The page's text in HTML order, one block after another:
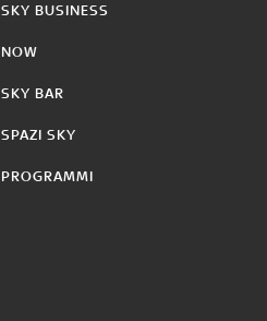
SKY BUSINESS
NOW
SKY BAR
SPAZI SKY
PROGRAMMI